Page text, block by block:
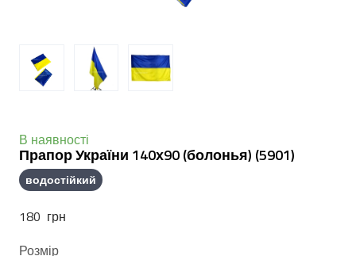
В наявності
Прапор України 140х90 (болонья) (5901)
водостійкий
180  грн
Розмір